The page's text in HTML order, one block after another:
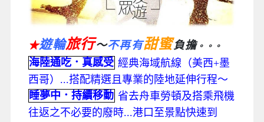
★遊輪旅行～不再有甜蜜負擔。。。
海陸通吃．真感受 經典海域航線（美西+墨
西哥）...搭配精選且專業的陸地延伸行程～
睡夢中．持續移動 省去舟車勞頓及搭乘飛機
往返之不必要的廢時...港口至景點快速到